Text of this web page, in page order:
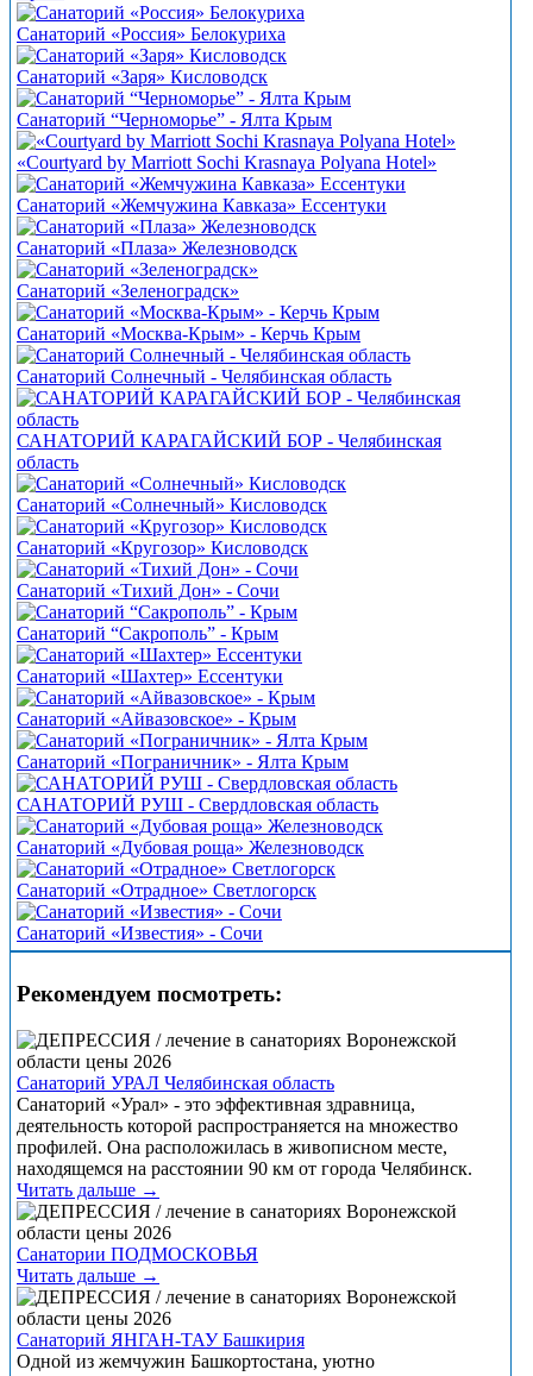
Санаторий «Россия» Белокуриха
Санаторий «Заря» Кисловодск
Санаторий “Черноморье” - Ялта Крым
«Courtyard by Marriott Sochi Krasnaya Polyana Hotel»
Санаторий «Жемчужина Кавказа» Ессентуки
Санаторий «Плаза» Железноводск
Санаторий «Зеленоградск»
Санаторий «Москва-Крым» - Керчь Крым
Санаторий Солнечный - Челябинская область
САНАТОРИЙ КАРАГАЙСКИЙ БОР - Челябинская
область
Санаторий «Солнечный» Кисловодск
Санаторий «Кругозор» Кисловодск
Санаторий «Тихий Дон» - Сочи
Санаторий “Сакрополь” - Крым
Санаторий «Шахтер» Ессентуки
Санаторий «Айвазовское» - Крым
Санаторий «Пограничник» - Ялта Крым
САНАТОРИЙ РУШ - Свердловская область
Санаторий «Дубовая роща» Железноводск
Санаторий «Отрадное» Светлогорск
Санаторий «Известия» - Сочи
Рекомендуем посмотреть:
Санаторий УРАЛ Челябинская область
Санаторий «Урал» - это эффективная здравница,
деятельность которой распространяется на множество
профилей. Она расположилась в живописном месте,
находящемся на расстоянии 90 км от города Челябинск.
Читать дальше →
Санатории ПОДМОСКОВЬЯ
Читать дальше →
Санаторий ЯНГАН-ТАУ Башкирия
Одной из жемчужин Башкортостана, уютно